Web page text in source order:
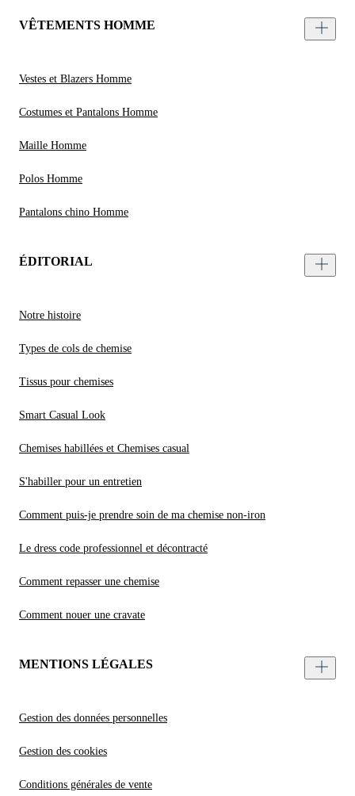
VÊTEMENTS HOMME
Vestes et Blazers Homme
Costumes et Pantalons Homme
Maille Homme
Polos Homme
Pantalons chino Homme
ÉDITORIAL
Notre histoire
Types de cols de chemise
Tissus pour chemises
Smart Casual Look
Chemises habillées et Chemises casual
S'habiller pour un entretien
Comment puis-je prendre soin de ma chemise non-iron
Le dress code professionnel et décontracté
Comment repasser une chemise
Comment nouer une cravate
MENTIONS LÉGALES
Gestion des données personnelles
Gestion des cookies
Conditions générales de vente